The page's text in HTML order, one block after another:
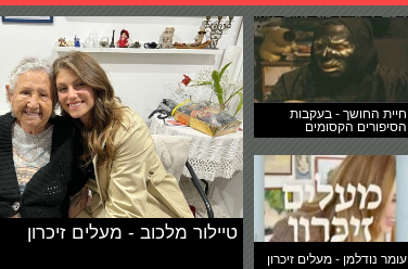
חיית החושך - בעקבות
הסיפורים הקסומים
עומר נודלמן - מעלים זיכרון
טיילור מלכוב - מעלים זיכרון